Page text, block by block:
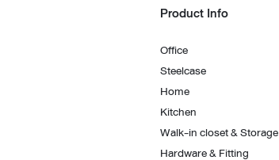
Product Info
Office
Steelcase
Home
Kitchen
Walk-in closet & Storage
Hardware & Fitting